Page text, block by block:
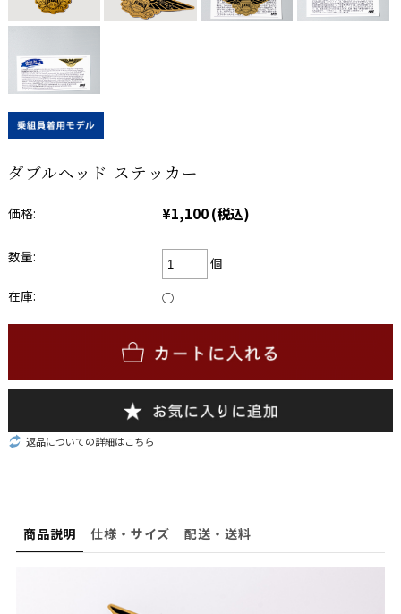
ダブルヘッド ステッカー
価格: ¥1,100(税込)
数量:
個
在庫:
○
返品についての詳細はこちら
商品説明 仕様・サイズ 配送・送料